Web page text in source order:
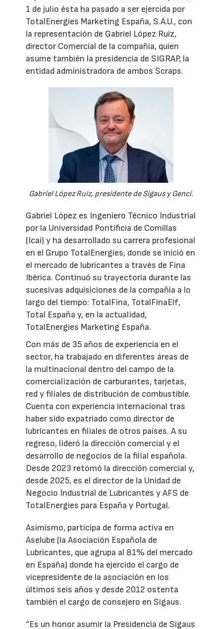
1 de julio ésta ha pasado a ser ejercida por
TotalEnergies Marketing España, S.A.U., con
la representación de Gabriel López Ruiz,
director Comercial de la compañía, quien
asume también la presidencia de SIGRAP, la
entidad administradora de ambos Scraps.
Gabriel López Ruiz, presidente de Sigaus y Genci.
Gabriel López es Ingeniero Técnico Industrial
por la Universidad Pontificia de Comillas
(Icai) y ha desarrollado su carrera profesional
en el Grupo TotalEnergies, donde se inició en
el mercado de lubricantes a través de Fina
Ibérica. Continuó su trayectoria durante las
sucesivas adquisiciones de la compañía a lo
largo del tiempo: TotalFina, TotalFinaElf,
Total España y, en la actualidad,
TotalEnergies Marketing España.
Con más de 35 años de experiencia en el
sector, ha trabajado en diferentes áreas de
la multinacional dentro del campo de la
comercialización de carburantes, tarjetas,
red y filiales de distribución de combustible.
Cuenta con experiencia internacional tras
haber sido expatriado como director de
lubricantes en filiales de otros países. A su
regreso, lideró la dirección comercial y el
desarrollo de negocios de la filial española.
Desde 2023 retomó la dirección comercial y,
desde 2025, es el director de la Unidad de
Negocio Industrial de Lubricantes y AFS de
TotalEnergies para España y Portugal.
Asimismo, participa de forma activa en
Aselube (la Asociación Española de
Lubricantes, que agrupa al 81% del mercado
en España) donde ha ejercido el cargo de
vicepresidente de la asociación en los
últimos seis años y desde 2012 ostenta
también el cargo de consejero en Sigaus.
“Es un honor asumir la Presidencia de Sigaus